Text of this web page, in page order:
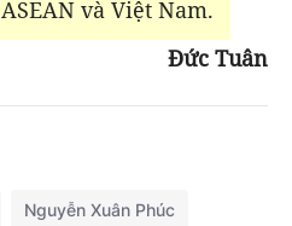
và Việt Nam.
Đức Tuân
Nguyễn Xuân Phúc